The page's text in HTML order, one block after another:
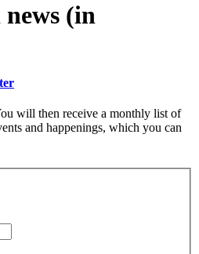
(in
will then receive a monthly list of
and happenings, which you can